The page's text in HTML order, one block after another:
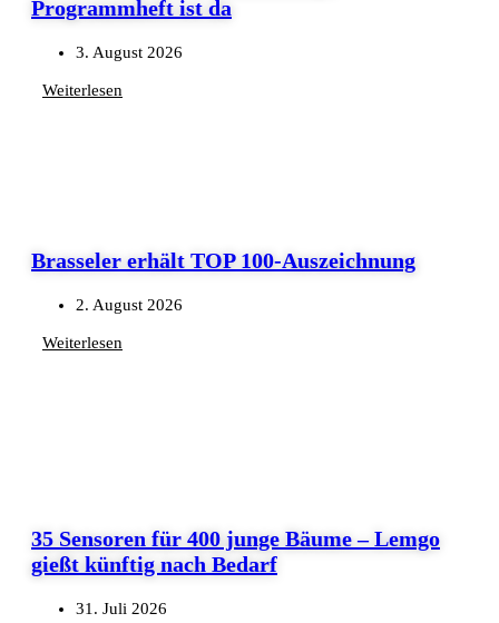
Programmheft ist da
3. August 2026
Weiterlesen
Brasseler erhält TOP 100-Auszeichnung
2. August 2026
Weiterlesen
35 Sensoren für 400 junge Bäume – Lemgo
gießt künftig nach Bedarf
31. Juli 2026